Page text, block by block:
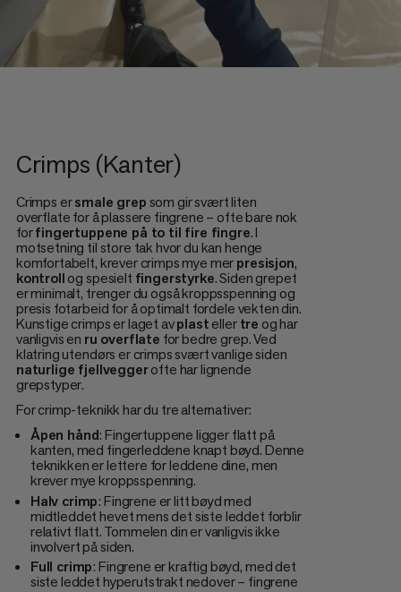
Crimps (Kanter)
Crimps ersmale grepsom gir svært liten
overflate for å plassere fingrene – ofte bare nok
forfingertuppene på to til fire fingre. I
motsetning til store tak hvor du kan henge
komfortabelt, krever crimps mye merpresisjon,
kontrollog spesielt fingerstyrke. Siden grepet
er minimalt, trenger du også kroppsspenning og
presis fotarbeid for å optimalt fordele vekten din.
Kunstige crimps er laget avplastellertre og har
vanligvis en ru overflate for bedre grep. Ved
klatring utendørs er crimps svært vanlige siden
naturlige fjellveggerofte har lignende
grepstyper.
For crimp-teknikk har du tre alternativer:
Åpen hånd: Fingertuppene ligger flatt på
kanten, med fingerleddene knapt bøyd. Denne
teknikken er lettere for leddene dine, men
krever mye kroppsspenning.
Halv crimp: Fingrene er litt bøyd med
midtleddet hevet mens det siste leddet forblir
relativt flatt. Tommelen din er vanligvis ikke
involvert på siden.
Full crimp: Fingrene er kraftig bøyd, med det
siste leddet hyperutstrakt nedover – fingrene